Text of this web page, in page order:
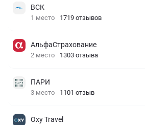
ВСК
1 место 1719 отзывов
АльфаСтрахование
2 место 1303 отзыва
ПАРИ
3 место 1101 отзыв
Oxy Travel